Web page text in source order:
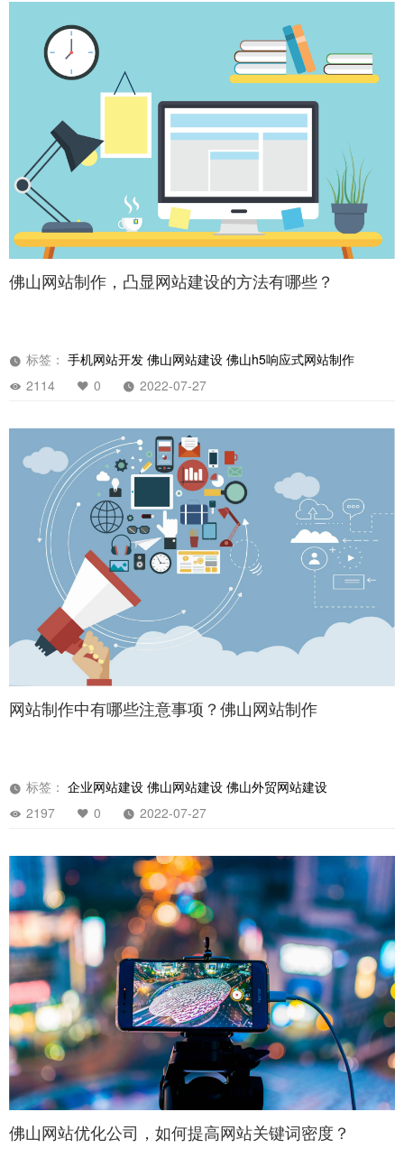
佛山网站制作，凸显网站建设的方法有哪些？
标签： 手机网站开发 佛山网站建设 佛山h5响应式网站制作
2114
0 2022-07-27
网站制作中有哪些注意事项？佛山网站制作
标签： 企业网站建设 佛山网站建设 佛山外贸网站建设
2197
0 2022-07-27
佛山网站优化公司，如何提高网站关键词密度？